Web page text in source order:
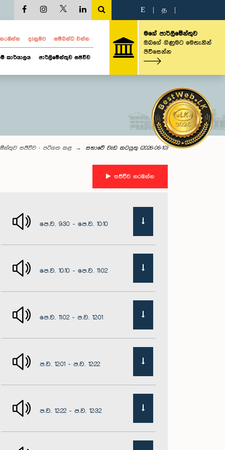
E த
දැනුමට සම්බන්ධ වන්න
කාර්යාලය පාර්ලිමේන්තුව සජීවීව
මගේ පාර්ලිමේන්තුව
ඔබගේ ගිණුමට මෙතැනින්
පිවිසෙන්න
සජීවීව - පටිගත කළ සභාවේ වැඩ කටයුතු (2026-06-10)
සජීවීව නරඹන්න
පෙ.ව. 9:30 - පෙ.ව. 10:10
පෙ.ව. 10:10 - පෙ.ව. 11:02
පෙ.ව. 11:02 - ප.ව. 12:01
ප.ව. 12:01 - ප.ව. 12:22
ප.ව. 12:22 - ප.ව. 12:32